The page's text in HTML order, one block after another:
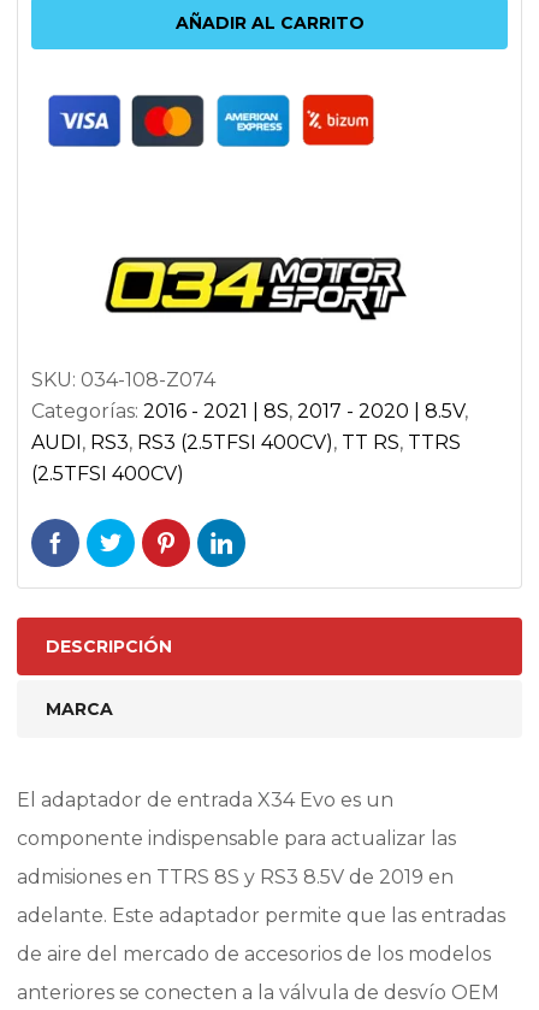
034
X34
EVO
RS3
8V.5
2019
EN
ADELANTE
cantidad
AÑADIR AL CARRITO
SKU: 034-108-Z074
Categorías: 2016 - 2021 | 8S, 2017 - 2020 | 8.5V,
AUDI, RS3, RS3 (2.5TFSI 400CV), TT RS, TTRS
(2.5TFSI 400CV)
DESCRIPCIÓN
MARCA
El adaptador de entrada X34 Evo es un
componente indispensable para actualizar las
admisiones en TTRS 8S y RS3 8.5V de 2019 en
adelante. Este adaptador permite que las entradas
de aire del mercado de accesorios de los modelos
anteriores se conecten a la válvula de desvío OEM